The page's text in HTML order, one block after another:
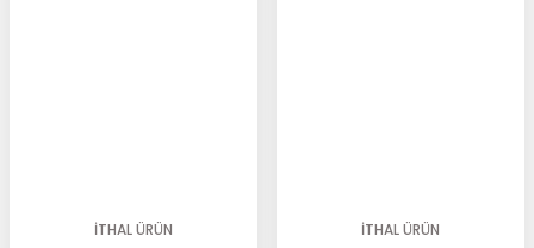
İTHAL ÜRÜN
İTHAL ÜRÜN